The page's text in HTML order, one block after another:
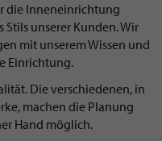
die Inneneinrichtung
unserer Kunden. Wir
mit unserem Wissen und
Einrichtung.
Die verschiedenen, in
machen die Planung
Hand möglich.